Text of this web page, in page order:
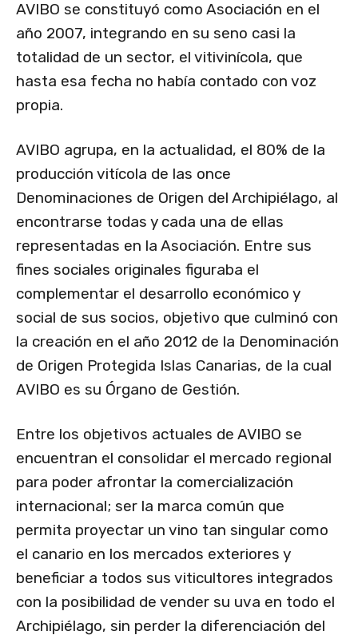
AVIBO se constituyó como Asociación en el
año 2007, integrando en su seno casi la
totalidad de un sector, el vitivinícola, que
hasta esa fecha no había contado con voz
propia.
AVIBO agrupa, en la actualidad, el 80% de la
producción vitícola de las once
Denominaciones de Origen del Archipiélago, al
encontrarse todas y cada una de ellas
representadas en la Asociación. Entre sus
fines sociales originales figuraba el
complementar el desarrollo económico y
social de sus socios, objetivo que culminó con
la creación en el año 2012 de la Denominación
de Origen Protegida Islas Canarias, de la cual
AVIBO es su Órgano de Gestión.
Entre los objetivos actuales de AVIBO se
encuentran el consolidar el mercado regional
para poder afrontar la comercialización
internacional; ser la marca común que
permita proyectar un vino tan singular como
el canario en los mercados exteriores y
beneficiar a todos sus viticultores integrados
con la posibilidad de vender su uva en todo el
Archipiélago, sin perder la diferenciación del